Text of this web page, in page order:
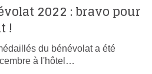
2022 : bravo pour
!
du bénévolat a été
à l'hôtel…